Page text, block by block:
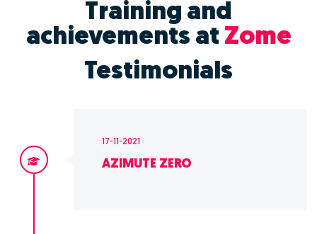
Training and
achievements at Zome
Testimonials
17-11-2021
AZIMUTE ZERO